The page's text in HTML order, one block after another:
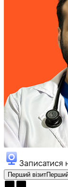
Записатися
Перший візит